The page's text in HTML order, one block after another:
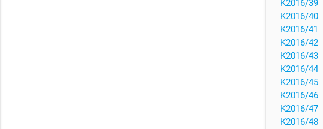
K2016/39
K2016/40
K2016/41
K2016/42
K2016/43
K2016/44
K2016/45
K2016/46
K2016/47
K2016/48